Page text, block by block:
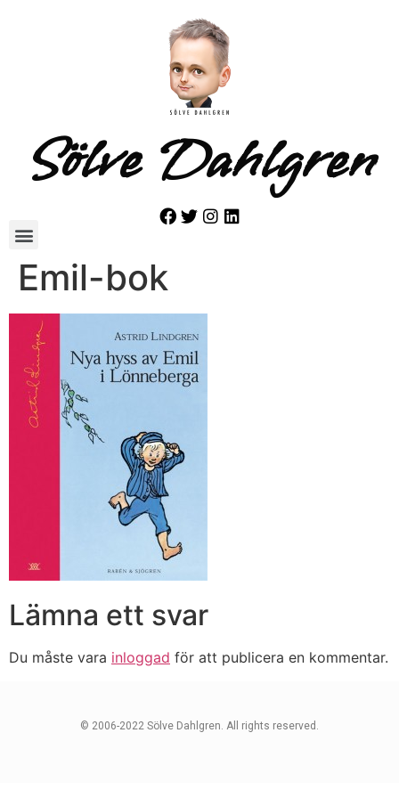
Sölve Dahlgren
Emil-bok
Lämna ett svar
Du måste vara inloggad för att publicera en kommentar.
© 2006-2022 Sölve Dahlgren. All rights reserved.